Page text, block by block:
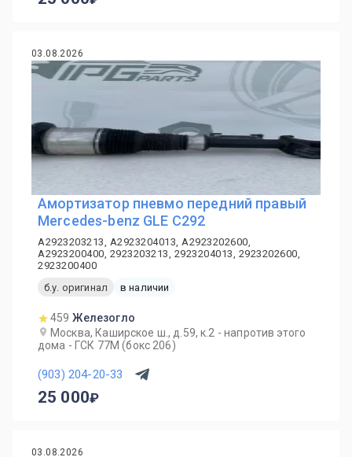
03.08.2026
Амортизатор пневмо передний правый
Mercedes-benz GLE C292
A2923203213, A2923204013, A2923202600,
A2923200400, 2923203213, 2923204013, 2923202600,
2923200400
б.у. оригинал
в наличии
459 Железогло
Москва, Каширское ш., д.59, к.2 - напротив этого
дома - ГСК 77М (бокс 206)
(903) 204-20-33
25 000
03.08.2026